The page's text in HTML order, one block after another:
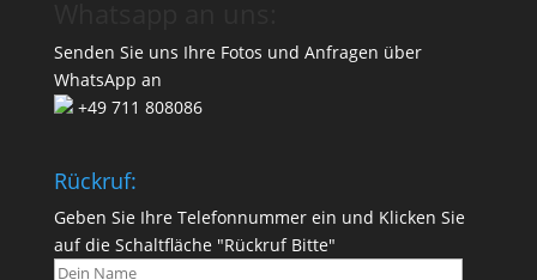
Senden Sie uns Ihre Fotos und Anfragen über
WhatsApp an
+49 711 808086
Rückruf:
Geben Sie Ihre Telefonnummer ein und Klicken Sie
auf die Schaltfläche "Rückruf Bitte"